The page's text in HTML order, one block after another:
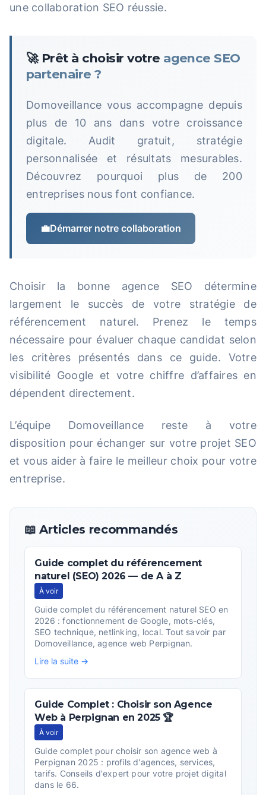
une collaboration SEO réussie.
🚀 Prêt à choisir votre agence SEO
partenaire ?
Domoveillance vous accompagne depuis
plus de 10 ans dans votre croissance
digitale. Audit gratuit, stratégie
personnalisée et résultats mesurables.
Découvrez pourquoi plus de 200
entreprises nous font confiance.
💼Démarrer notre collaboration
Choisir la bonne agence SEO détermine
largement le succès de votre stratégie de
référencement naturel. Prenez le temps
nécessaire pour évaluer chaque candidat selon
les critères présentés dans ce guide. Votre
visibilité Google et votre chiffre d’affaires en
dépendent directement.
L’équipe Domoveillance reste à votre
disposition pour échanger sur votre projet SEO
et vous aider à faire le meilleur choix pour votre
entreprise.
📖 Articles recommandés
Guide complet du référencement
naturel (SEO) 2026 — de A à Z
À voir
Guide complet du référencement naturel SEO en
2026 : fonctionnement de Google, mots-clés,
SEO technique, netlinking, local. Tout savoir par
Domoveillance, agence web Perpignan.
Lire la suite →
Guide Complet : Choisir son Agence
Web à Perpignan en 2025 🏆
À voir
Guide complet pour choisir son agence web à
Perpignan 2025 : profils d'agences, services,
tarifs. Conseils d'expert pour votre projet digital
dans le 66.